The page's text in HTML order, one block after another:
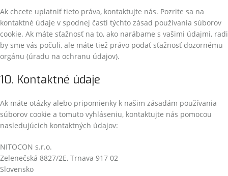
Ak chcete uplatniť tieto práva, kontaktujte nás. Pozrite sa na
kontaktné údaje v spodnej časti týchto zásad používania súborov
cookie. Ak máte sťažnosť na to, ako narábame s vašimi údajmi, radi
by sme vás počuli, ale máte tiež právo podať sťažnosť dozornému
orgánu (úradu na ochranu údajov).
10. Kontaktné údaje
Ak máte otázky alebo pripomienky k našim zásadám používania
súborov cookie a tomuto vyhláseniu, kontaktujte nás pomocou
nasledujúcich kontaktných údajov:
NITOCON s.r.o.
Zelenečská 8827/2E, Trnava 917 02
Slovensko